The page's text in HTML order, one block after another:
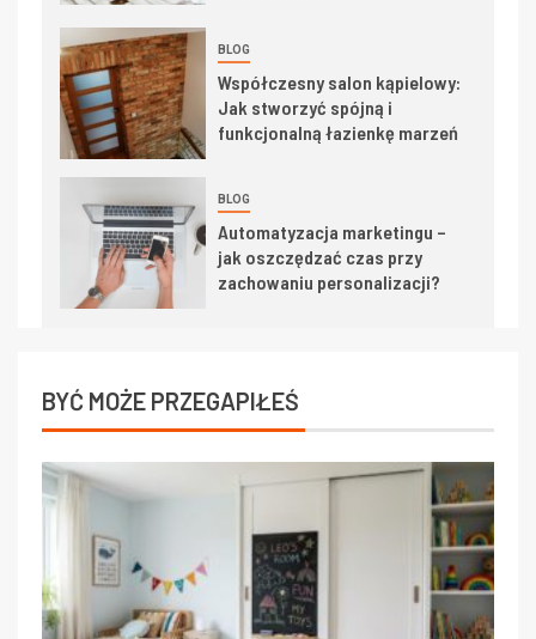
BLOG
Współczesny salon kąpielowy:
Jak stworzyć spójną i
funkcjonalną łazienkę marzeń
BLOG
Automatyzacja marketingu –
jak oszczędzać czas przy
zachowaniu personalizacji?
BYĆ MOŻE PRZEGAPIŁEŚ